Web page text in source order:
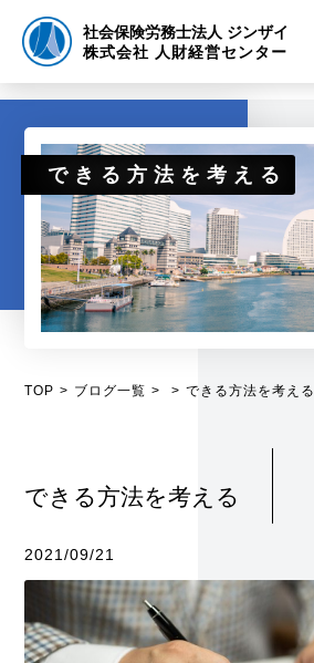
社会保険労務士法人 ジンザイ
株式会社 人財経営センター
できる方法を考える
TOP ブログ一覧 できる方法を考える
できる方法を考える
2021/09/21